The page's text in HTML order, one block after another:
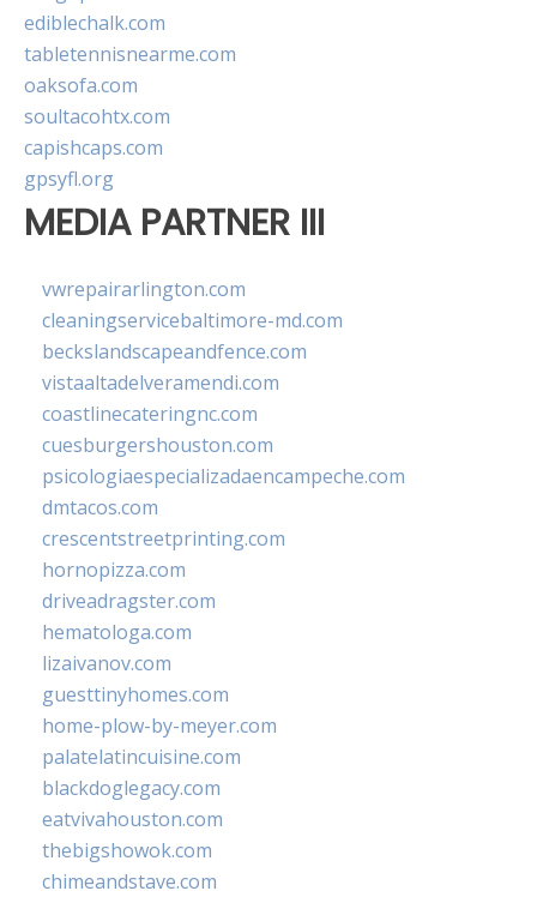
ediblechalk.com
tabletennisnearme.com
oaksofa.com
soultacohtx.com
capishcaps.com
gpsyfl.org
MEDIA PARTNER III
vwrepairarlington.com
cleaningservicebaltimore-md.com
beckslandscapeandfence.com
vistaaltadelveramendi.com
coastlinecateringnc.com
cuesburgershouston.com
psicologiaespecializadaencampeche.com
dmtacos.com
crescentstreetprinting.com
hornopizza.com
driveadragster.com
hematologa.com
lizaivanov.com
guesttinyhomes.com
home-plow-by-meyer.com
palatelatincuisine.com
blackdoglegacy.com
eatvivahouston.com
thebigshowok.com
chimeandstave.com